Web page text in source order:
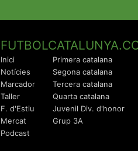
Inici
Notícies
Marcador
Taller
F. d'Estiu
Mercat
Podcast
Primera catalana
Segona catalana
Tercera catalana
Quarta catalana
Juvenil Div. d'honor
Grup 3A